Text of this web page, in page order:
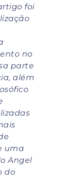
foi
no
parte
além
uma
Angel
do